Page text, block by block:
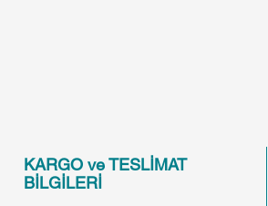
KARGO ve TESLİMAT
BİLGİLERİ